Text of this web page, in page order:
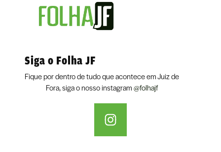
Siga o Folha JF
Fique por dentro de tudo que acontece em Juiz de
Fora, siga o nosso instagram@folhajf